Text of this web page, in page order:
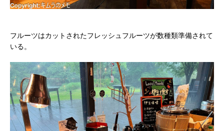
フルーツはカットされたフレッシュフルーツが数種類準備されて
いる。